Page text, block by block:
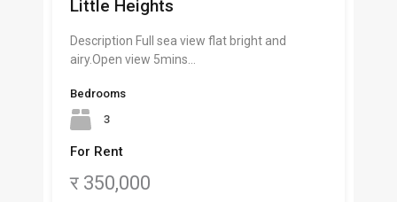
Little Heights
Description Full sea view flat bright and
airy.Open view 5mins…
Bedrooms
3
For Rent
र 350,000